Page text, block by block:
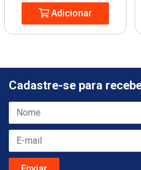
Adicionar
Cadastre-se para